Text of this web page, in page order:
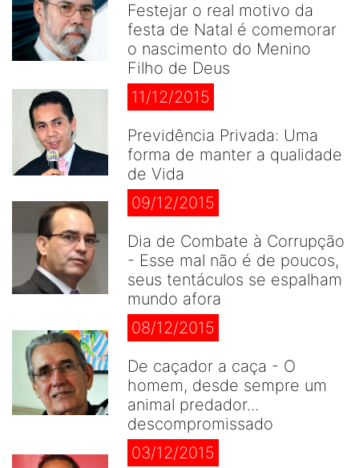
Festejar o real motivo da
festa de Natal é comemorar
o nascimento do Menino
Filho de Deus
11/12/2015
Previdência Privada: Uma
forma de manter a qualidade
de Vida
09/12/2015
Dia de Combate à Corrupção
- Esse mal não é de poucos,
seus tentáculos se espalham
mundo afora
08/12/2015
De caçador a caça - O
homem, desde sempre um
animal predador...
descompromissado
03/12/2015